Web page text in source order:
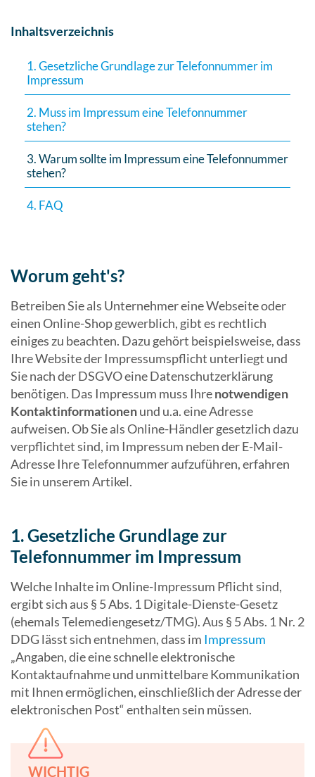
Inhaltsverzeichnis
1. Gesetzliche Grundlage zur Telefonnummer im
Impressum
2. Muss im Impressum eine Telefonnummer
stehen?
3. Warum sollte im Impressum eine Telefonnummer
stehen?
4. FAQ
Worum geht's?
Betreiben Sie als Unternehmer eine Webseite oder
einen Online-Shop gewerblich, gibt es rechtlich
einiges zu beachten. Dazu gehört beispielsweise, dass
Ihre Website der Impressumspflicht unterliegt und
Sie nach der DSGVO eine Datenschutzerklärung
benötigen. Das Impressum muss Ihrenotwendigen
Kontaktinformationenund u.a. eine Adresse
aufweisen. Ob Sie als Online-Händler gesetzlich dazu
verpflichtet sind, im Impressum neben der E-Mail-
Adresse Ihre Telefonnummer aufzuführen, erfahren
Sie in unserem Artikel.
1. Gesetzliche Grundlage zur
Telefonnummer im Impressum
Welche Inhalte im Online-Impressum Pflicht sind,
ergibt sich aus § 5 Abs. 1 Digitale-Dienste-Gesetz
(ehemals Telemediengesetz/TMG). Aus § 5 Abs. 1 Nr. 2
DDG lässt sich entnehmen, dass im Impressum
„Angaben, die eine schnelle elektronische
Kontaktaufnahme und unmittelbare Kommunikation
mit Ihnen ermöglichen, einschließlich der Adresse der
elektronischen Post“ enthalten sein müssen.
WICHTIG